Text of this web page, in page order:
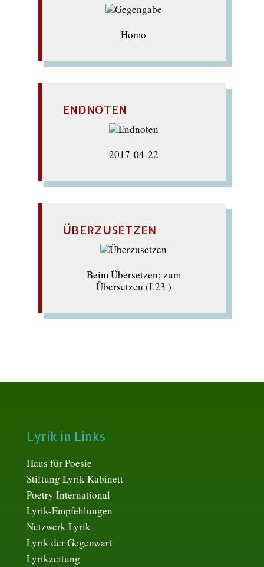
Homo
ENDNOTEN
2017-04-22
ÜBERZUSETZEN
Beim Übersetzen; zum
Übersetzen (I.23 )
Lyrik in Links
Haus für Poesie
Stiftung Lyrik Kabinett
Poetry International
Lyrik-Empfehlungen
Netzwerk Lyrik
Lyrik der Gegenwart
Lyrikzeitung